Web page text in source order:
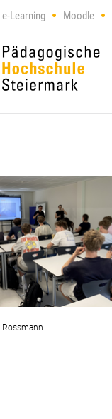
e-Learning Moodle
Rossmann